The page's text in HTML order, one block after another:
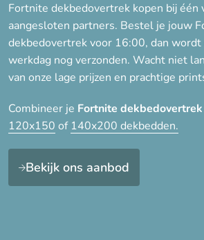
Fortnite dekbedovertrek kopen bij één
aangesloten partners. Bestel je jouw
dekbedovertrek voor 16:00, dan wordt
werkdag nog verzonden. Wacht niet
van onze lage prijzen en prachtige
Combineer je Fortnite dekbedovertrek
120x150 of 140x200 dekbedden.
Bekijk ons aanbod